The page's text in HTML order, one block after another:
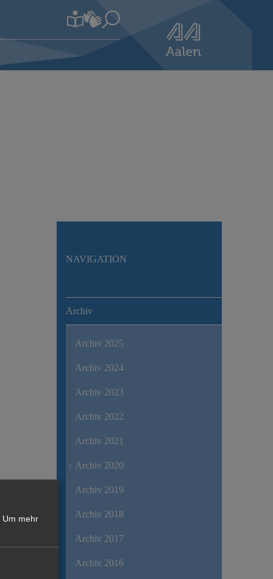
NAVIGATION
Archiv
Archiv 2025
Archiv 2024
Archiv 2023
Archiv 2022
Archiv 2021
Archiv 2020
Archiv 2019
Archiv 2018
Archiv 2017
Archiv 2016
Um mehr